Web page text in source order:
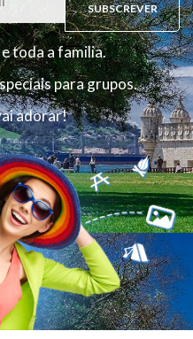
SUBSCREVER
toda a familia.
para grupos.
adorar!